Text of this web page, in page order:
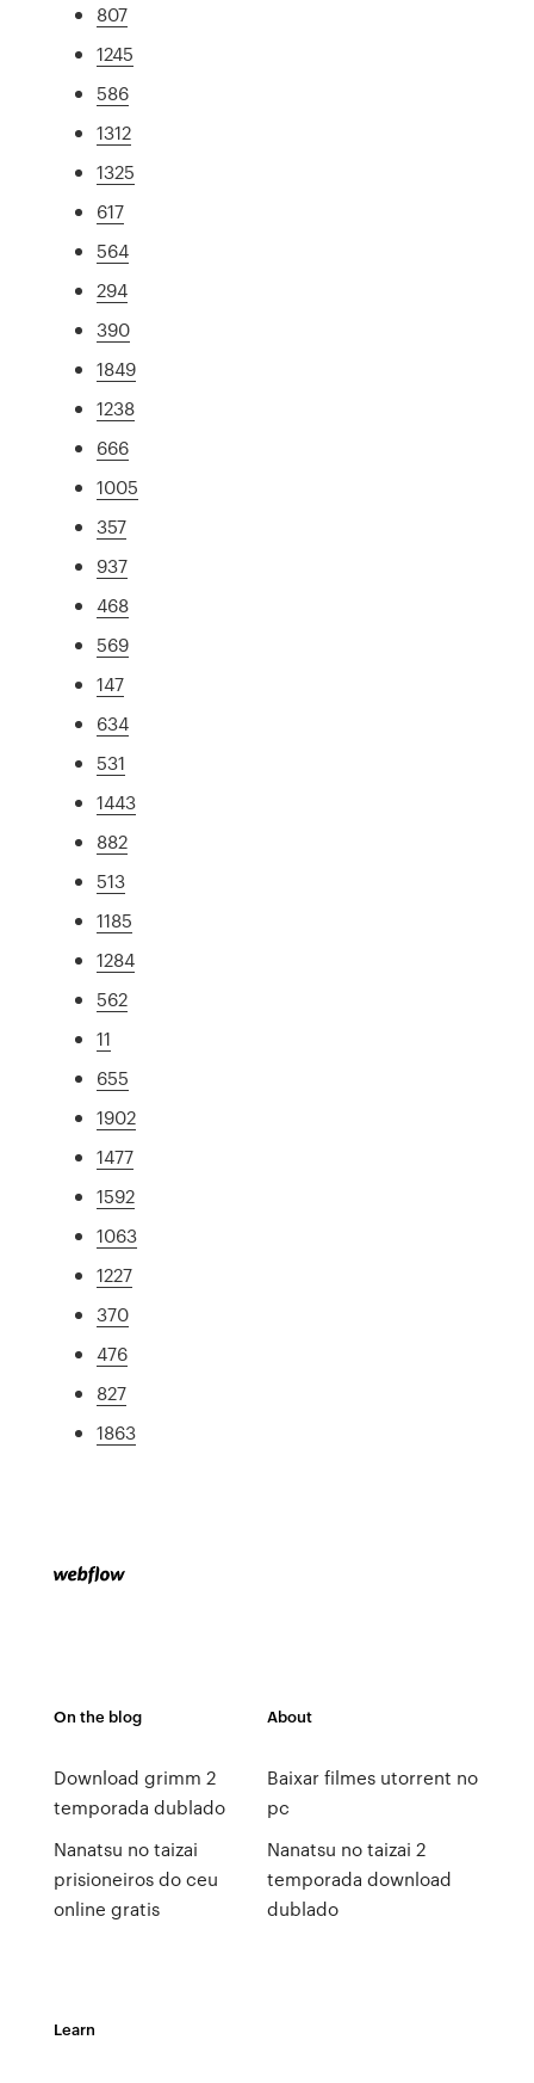
807
1245
586
1312
1325
617
564
294
390
1849
1238
666
1005
357
937
468
569
147
634
531
1443
882
513
1185
1284
562
11
655
1902
1477
1592
1063
1227
370
476
827
1863
On the blog
Download grimm 2
temporada dublado
Nanatsu no taizai
prisioneiros do ceu
online gratis
About
Baixar filmes utorrent no
pc
Nanatsu no taizai 2
temporada download
dublado
Learn